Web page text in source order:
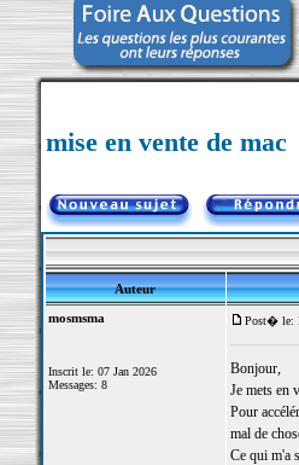
mise en vente de mac
Auteur
mosmsma
Inscrit le: 07 Jan 2026
Messages: 8
Post� le:
Bonjour,
Je mets en
Pour
mal de
Ce qui m'a